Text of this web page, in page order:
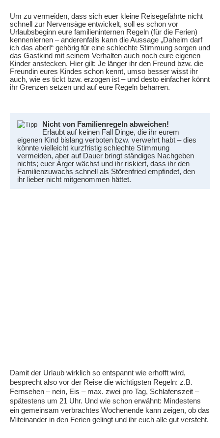
Um zu vermeiden, dass sich euer kleine Reisegefährte nicht
schnell zur Nervensäge entwickelt, soll es schon vor
Urlaubsbeginn eure familieninternen Regeln (für die Ferien)
kennenlernen – anderenfalls kann die Aussage „Daheim darf
ich das aber!“ gehörig für eine schlechte Stimmung sorgen und
das Gastkind mit seinem Verhalten auch noch eure eigenen
Kinder anstecken. Hier gilt: Je länger ihr den Freund bzw. die
Freundin eures Kindes schon kennt, umso besser wisst ihr
auch, wie es tickt bzw. erzogen ist – und desto einfacher könnt
ihr Grenzen setzen und auf eure Regeln beharren.
Nicht von Familienregeln abweichen!
Erlaubt auf keinen Fall Dinge, die ihr eurem
eigenen Kind bislang verboten bzw. verwehrt habt – dies
könnte vielleicht kurzfristig schlechte Stimmung
vermeiden, aber auf Dauer bringt ständiges Nachgeben
nichts; euer Ärger wächst und ihr riskiert, dass ihr den
Familienzuwachs schnell als Störenfried empfindet, den
ihr lieber nicht mitgenommen hättet.
Damit der Urlaub wirklich so entspannt wie erhofft wird,
besprecht also vor der Reise die wichtigsten Regeln: z.B.
Fernsehen – nein, Eis – max. zwei pro Tag, Schlafenszeit –
spätestens um 21 Uhr. Und wie schon erwähnt: Mindestens
ein gemeinsam verbrachtes Wochenende kann zeigen, ob das
Miteinander in den Ferien gelingt und ihr euch alle gut versteht.